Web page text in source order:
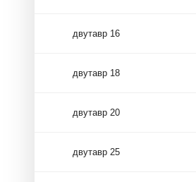
двутавр 16
двутавр 18
двутавр 20
двутавр 25